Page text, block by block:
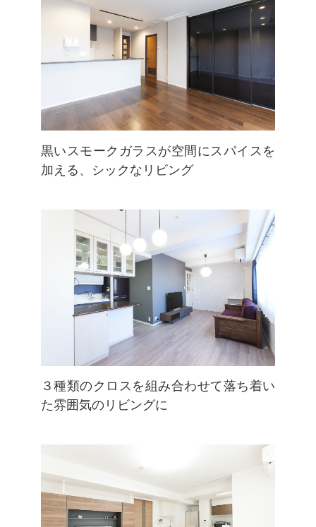
黒いスモークガラスが空間にスパイスを
加える、シックなリビング
３種類のクロスを組み合わせて落ち着い
た雰囲気のリビングに